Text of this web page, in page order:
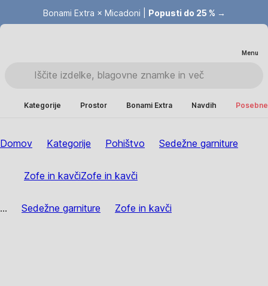
Bonami Extra × Micadoni | Popusti do 25 % →
Menu
Kategorije Prostor Bonami Extra Navdih
Domov Kategorije Pohištvo Sedežne garniture
Zofe in kavčiZofe in kavči
... Sedežne garniture Zofe in kavči